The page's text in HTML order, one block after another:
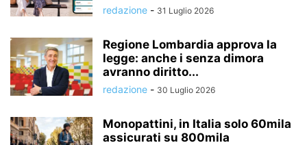
redazione - 31 Luglio 2026
Regione Lombardia approva la
legge: anche i senza dimora
avranno diritto...
redazione - 30 Luglio 2026
Monopattini, in Italia solo 60mila
assicurati su 800mila